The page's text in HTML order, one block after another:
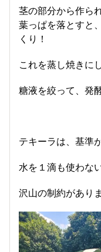
茎の部分から作ら
葉っぱを落とすと
くり！
これを蒸し焼きに
糖液を絞って、発
テキーラは、基準
水を１滴も使わな
沢山の制約がありま